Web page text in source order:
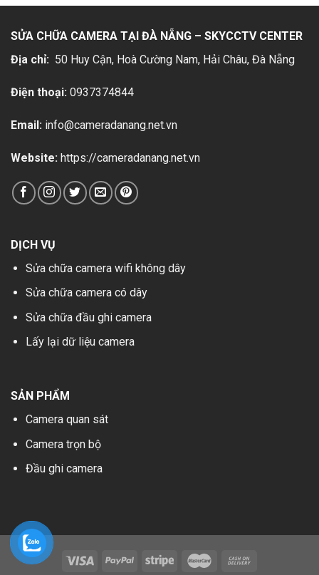
SỬA CHỮA CAMERA TẠI ĐÀ NẴNG – SKYCCTV CENTER
Địa chỉ: 50 Huy Cận, Hoà Cường Nam, Hải Châu, Đà Nẵng
Điện thoại: 0937374844
Email: info@cameradanang.net.vn
Website: https://cameradanang.net.vn
DỊCH VỤ
Sửa chữa camera wifi không dây
Sửa chữa camera có dây
Sửa chữa đầu ghi camera
Lấy lại dữ liệu camera
SẢN PHẨM
Camera quan sát
Camera trọn bộ
Đầu ghi camera